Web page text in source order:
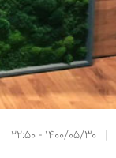
|
1400/05/30 - 22:50